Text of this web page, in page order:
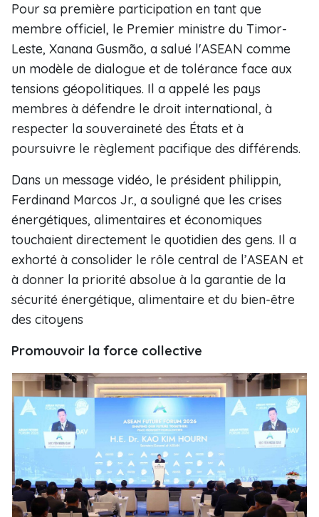
Pour sa première participation en tant que
membre officiel, le Premier ministre du Timor-
Leste, Xanana Gusmão, a salué l'ASEAN comme
un modèle de dialogue et de tolérance face aux
tensions géopolitiques. Il a appelé les pays
membres à défendre le droit international, à
respecter la souveraineté des États et à
poursuivre le règlement pacifique des différends.
Dans un message vidéo, le président philippin,
Ferdinand Marcos Jr., a souligné que les crises
énergétiques, alimentaires et économiques
touchaient directement le quotidien des gens. Il a
exhorté à consolider le rôle central de l’ASEAN et
à donner la priorité absolue à la garantie de la
sécurité énergétique, alimentaire et du bien-être
des citoyens
Promouvoir la force collective